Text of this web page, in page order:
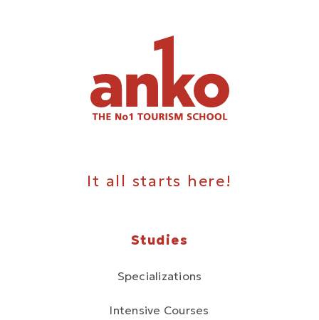
It all starts here!
Studies
Specializations
Intensive Courses